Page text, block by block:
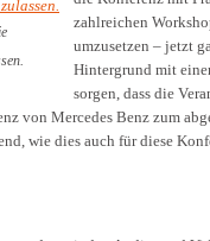
zahlreichen
umzusetzen – jetzt
Hintergrund mit
sorgen, dass die
von Mercedes Benz zum
wie dies auch für diese